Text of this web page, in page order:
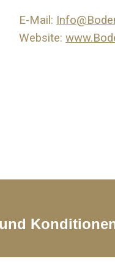
E-Mail:
Website: